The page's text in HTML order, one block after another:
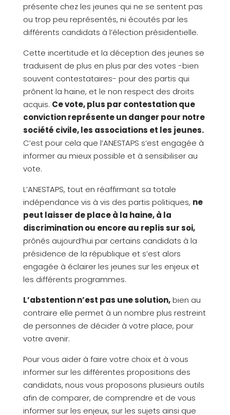
présente chez les jeunes qui ne se sentent pas
ou trop peu représentés, ni écoutés par les
différents candidats à l’élection présidentielle.
Cette incertitude et la déception des jeunes se
traduisent de plus en plus par des votes -bien
souvent contestataires- pour des partis qui
prônent la haine, et le non respect des droits
acquis. Ce vote, plus par contestation que
conviction représente un danger pour notre
société civile, les associations et les jeunes.
C’est pour cela que l’ANESTAPS s’est engagée à
informer au mieux possible et à sensibiliser au
vote.
L’ANESTAPS, tout en réaffirmant sa totale
indépendance vis à vis des partis politiques, ne
peut laisser de place à la haine, à la
discrimination ou encore au replis sur soi,
prônés aujourd’hui par certains candidats à la
présidence de la république et s’est alors
engagée à éclairer les jeunes sur les enjeux et
les différents programmes.
L’abstention n’est pas une solution,bien au
contraire elle permet à un nombre plus restreint
de personnes de décider à votre place, pour
votre avenir.
Pour vous aider à faire votre choix et à vous
informer sur les différentes propositions des
candidats, nous vous proposons plusieurs outils
afin de comparer, de comprendre et de vous
informer sur les enjeux, sur les sujets ainsi que